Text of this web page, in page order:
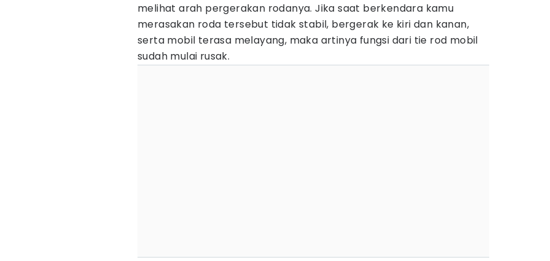
melihat arah pergerakan rodanya. Jika saat berkendara kamu
merasakan roda tersebut tidak stabil, bergerak ke kiri dan kanan,
serta mobil terasa melayang, maka artinya fungsi dari tie rod mobil
sudah mulai rusak.